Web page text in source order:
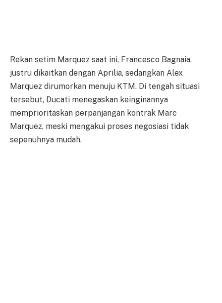
Rekan setim Marquez saat ini, Francesco Bagnaia,
justru dikaitkan dengan Aprilia, sedangkan Alex
Marquez dirumorkan menuju KTM. Di tengah situasi
tersebut, Ducati menegaskan keinginannya
memprioritaskan perpanjangan kontrak Marc
Marquez, meski mengakui proses negosiasi tidak
sepenuhnya mudah.